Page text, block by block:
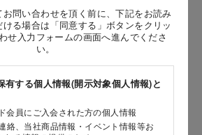
問い合わせを頂く前に、下記をお読み
る場合は「同意する」ボタンをクリッ
せ入力フォームの画面へ進んでくださ
い。
有する個人情報(開示対象個人情報)と
会員にご入会された方の個人情報
絡、当社商品情報・イベント情報等お
さい）